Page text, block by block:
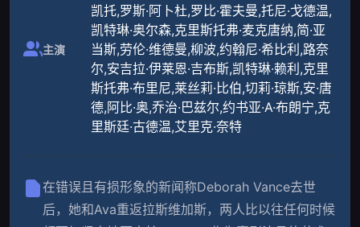
主演
凯托,罗斯·阿卜杜,罗比·霍夫曼,托尼·戈德温,
凯特琳·奥尔森,克里斯托弗·麦克唐纳,简·亚
当斯,劳伦·维德曼,柳波,约翰尼·希比利,路奈
尔,安吉拉·伊莱恩·吉布斯,凯特琳·赖利,克里
斯托弗·布里尼,莱丝莉·比伯,切莉·琼斯,安·唐
德,阿比·奥,乔治·巴兹尔,约书亚·A·布朗宁,克
里斯廷·古德温,艾里克·奈特
在错误且有损形象的新闻称Deborah Vance去世
后，她和Ava重返拉斯维加斯，两人比以往任何时候